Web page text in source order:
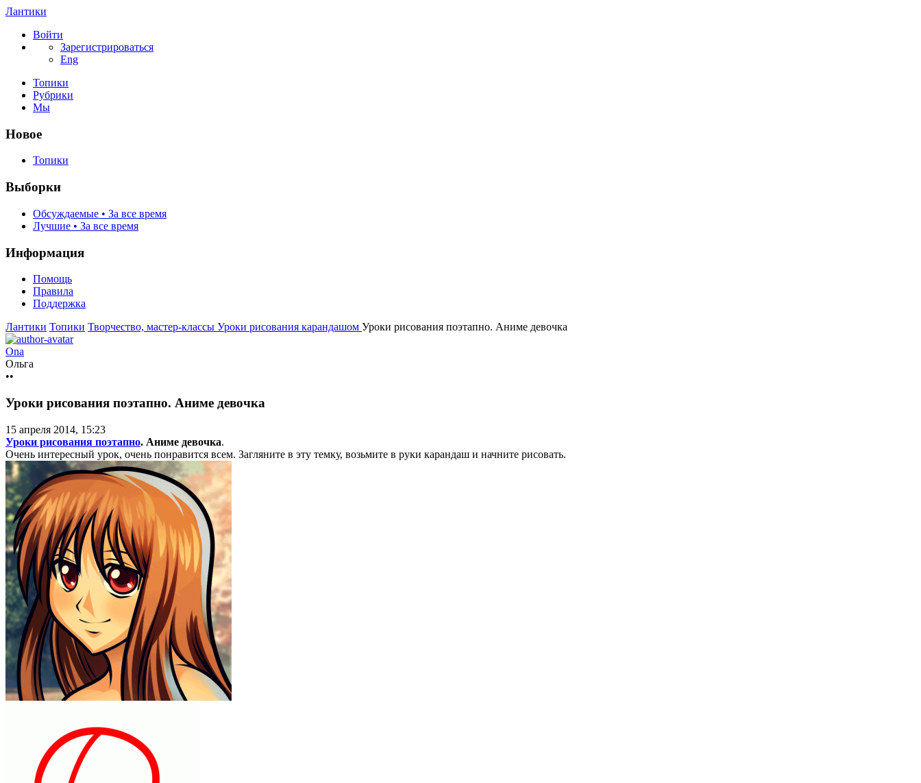
Лантики
Войти
Зарегистрироваться
Eng
Топики
Рубрики
Мы
Новое
Топики
Выборки
Обсуждаемые • За все время
Лучшие • За все время
Информация
Помощь
Правила
Поддержка
Лантики Топики Творчество, мастер-классы Уроки рисования карандашом Уроки рисования поэтапно. Аниме девочка
Ona
Ольга
••
Уроки рисования поэтапно. Аниме девочка
15 апреля 2014, 15:23
Уроки рисования поэтапно. Аниме девочка.
Очень интересный урок, очень понравится всем. Загляните в эту темку, возьмите в руки карандаш и начните рисовать.